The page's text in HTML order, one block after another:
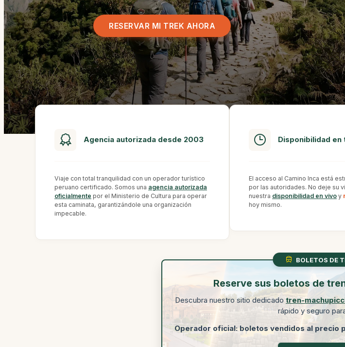
RESERVAR MI TREK AHORA
Agencia autorizada desde 2003
Viaje con total tranquilidad con un operador turístico
peruano certificado. Somos una agencia autorizada
oficialmente por el Ministerio de Cultura para operar
esta caminata, garantizándole una organización
impecable.
Disponibilidad en
El acceso al Camino Inca está
por las autoridades. No deje su
nuestra disponibilidad en vivo y
hoy mismo.
BOLETOS DE
Reserve sus boletos de
Descubra nuestro sitio dedicado tren-
rápido y seguro
Operador oficial: boletos vendidos al precio